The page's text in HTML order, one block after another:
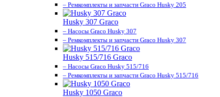
– Ремкомплекты и запчасти Graco Husky 205
Husky 307 Graco
– Насосы Graco Husky 307
– Ремкомплекты и запчасти Graco Husky 307
Husky 515/716 Graco
– Насосы Graco Husky 515/716
– Ремкомплекты и запчасти Graco Husky 515/716
Husky 1050 Graco